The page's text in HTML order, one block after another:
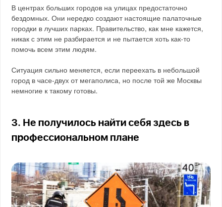
В центрах больших городов на улицах предостаточно
бездомных. Они нередко создают настоящие палаточные
городки в лучших парках. Правительство, как мне кажется,
никак с этим не разбирается и не пытается хоть как-то
помочь всем этим людям.
Ситуация сильно меняется, если переехать в небольшой
город в часе-двух от мегаполиса, но после той же Москвы
немногие к такому готовы.
3. Не получилось найти себя здесь в
профессиональном плане